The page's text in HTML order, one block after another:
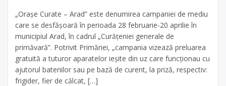
„Orașe Curate – Arad” este denumirea campaniei de mediu
care se desfășoară în perioada 28 februarie-20 aprilie în
municipiul Arad, în cadrul „Curăţeniei generale de
primăvară”. Potrivit Primăriei, „campania vizează preluarea
gratuită a tuturor aparatelor ieșite din uz care funcționau cu
ajutorul bateriilor sau pe bază de curent, la priză, respectiv:
frigider, fier de călcat, […]